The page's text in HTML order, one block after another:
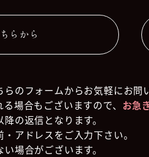
らから
のフォームからお気軽にお問
場合もございますので、 お急
の返信となります。
アドレスをご入力下さい。
場合がございます。